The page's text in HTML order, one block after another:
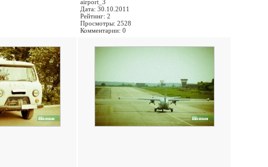
airport_3
Дата: 30.10.2011
Рейтинг: 2
Просмотры: 2528
Комментарии: 0